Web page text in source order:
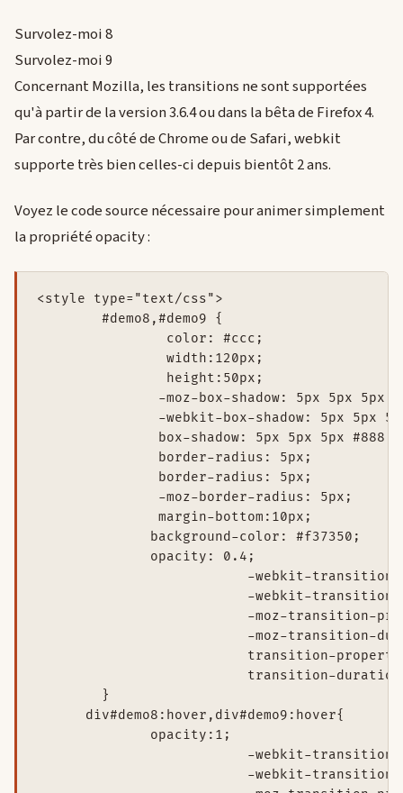
Survolez-moi 8
Survolez-moi 9
Concernant Mozilla, les transitions ne sont supportées
qu'à partir de la version 3.6.4 ou dans la bêta de Firefox 4.
Par contre, du côté de Chrome ou de Safari, webkit
supporte très bien celles-ci depuis bientôt 2 ans.
Voyez le code source nécessaire pour animer simplement
la propriété opacity :
<style type="text/css">
	#demo8,#demo9 {
		width:120px;
-moz-box-shadow: 5px 5px 5px
-webkit-box-shadow: 5px 5px
               box-shadow: 5px 5px 5px #888;
               border-radius: 5px;
               border-radius: 5px;
               -moz-border-radius: 5px;
               margin-bottom:10px;
              background-color: #f37350;
              opacity: 0.4;
      div#demo8:hover,div#demo9:hover{
              opacity:1;